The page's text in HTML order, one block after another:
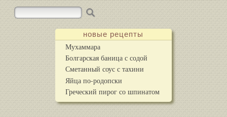
новые рецепты
Мухаммара
Болгарская баница с содой
Сметанный соус с тахини
Яйца по-родопски
Греческий пирог со шпинатом